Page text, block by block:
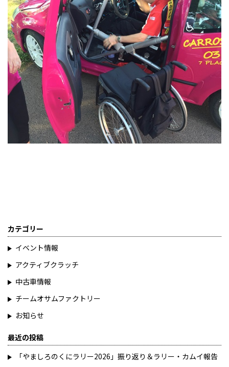
カテゴリー
イベント情報
アクティブクラッチ
中古車情報
チームオサムファクトリー
お知らせ
最近の投稿
「やましろのくにラリー2026」振り返り＆ラリー・カムイ報告